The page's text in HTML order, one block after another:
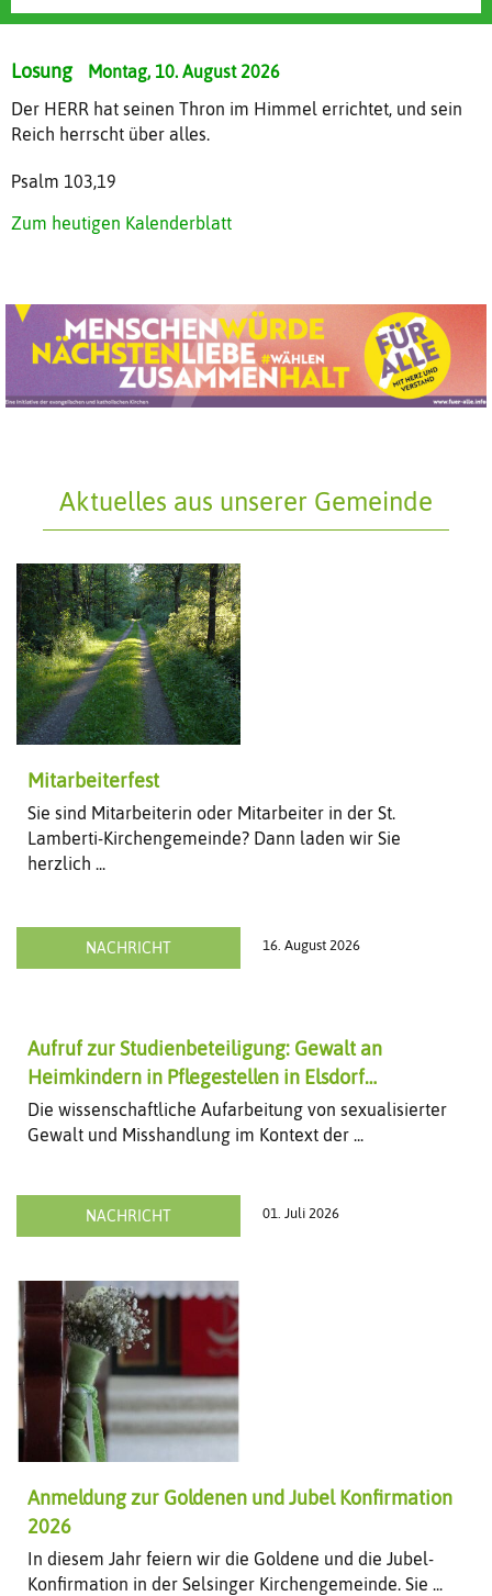
Losung
Montag, 10. August 2026
Der HERR hat seinen Thron im Himmel errichtet, und sein
Reich herrscht über alles.
Psalm 103,19
Zum heutigen Kalenderblatt
Mehr erfahren
Aktuelles aus unserer Gemeinde
Mitarbeiterfest
Sie sind Mitarbeiterin oder Mitarbeiter in der St.
Lamberti-Kirchengemeinde? Dann laden wir Sie
herzlich ...
NACHRICHT 16. August 2026
Aufruf zur Studienbeteiligung: Gewalt an
Heimkindern in Pflegestellen in Elsdorf
dokumentieren und aufarbeiten
Die wissenschaftliche Aufarbeitung von sexualisierter
Gewalt und Misshandlung im Kontext der ...
NACHRICHT 01. Juli 2026
Anmeldung zur Goldenen und Jubel Konfirmation
2026
In diesem Jahr feiern wir die Goldene und die Jubel-
Konfirmation in der Selsinger Kirchengemeinde. Sie ...